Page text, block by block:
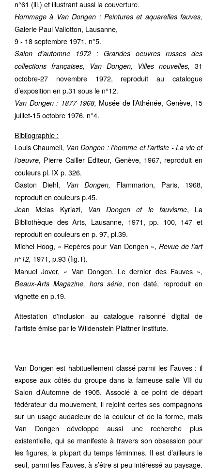
n°61 (ill.) et illustrant aussi la couverture.
Hommage à Van Dongen : Peintures et aquarelles fauves,
Galerie Paul Vallotton, Lausanne,
9 - 18 septembre 1971, n°5.
Salon d’automne 1972 : Grandes oeuvres russes des
collections françaises, Van Dongen, Villes nouvelles, 31
octobre-27 novembre 1972, reproduit au catalogue
d’exposition en p.31 sous le n°12.
Van Dongen : 1877-1968, Musée de l’Athénée, Genève, 15
juillet-15 octobre 1976, n°4.
Bibliographie :
Louis Chaumeil, Van Dongen : l’homme et l’artiste - La vie et
l’oeuvre, Pierre Cailler Editeur, Genève, 1967, reproduit en
couleurs pl. IX p. 326.
Gaston Diehl,
Van Dongen, Flammarion, Paris, 1968,
reproduit en couleurs p.45.
Jean Melas Kyriazi,
Van Dongen et le fauvisme, La
Bibliothèque des Arts, Lausanne, 1971, pp. 100, 147 et
reproduit en couleurs en p. 97, pl.39.
Michel Hoog, « Repères pour Van Dongen », Revue de l’art
n°12, 1971, p.93 (fig.1).
Manuel Jover, « Van Dongen. Le dernier des Fauves »,
Beaux-Arts Magazine, hors série, non daté, reproduit en
vignette en p.19.
Attestation d'inclusion au catalogue raisonné digital de
l'artiste émise par le Wildenstein Plattner Institute.
Van Dongen est habituellement classé parmi les Fauves : il
expose aux côtés du groupe dans la fameuse salle VII du
Salon d’Automne de 1905. Associé à ce point de départ
fédérateur du mouvement, il rejoint certes ses compagnons
sur un usage audacieux de la couleur et de la forme, mais
Van Dongen développe aussi une recherche plus
existentielle, qui se manifeste à travers son obsession pour
les figures, la plupart du temps féminines. Il est d’ailleurs le
seul, parmi les Fauves, à s’être si peu intéressé au paysage.